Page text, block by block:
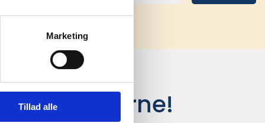
Marketing
Tillad allekunderne!